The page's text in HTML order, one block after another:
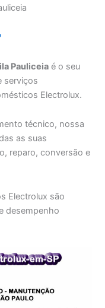
Pauliceia é o seu
serviços
Electrolux.
técnico, nossa
as suas
reparo, conversão e
Electrolux são
desempenho